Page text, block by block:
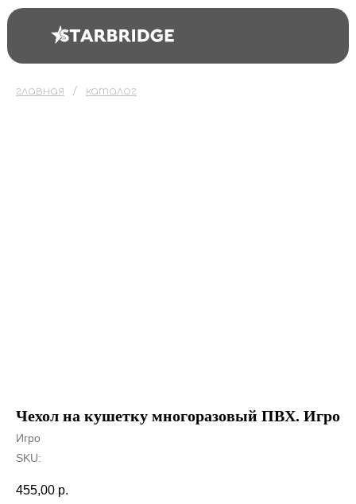
главная каталог
Чехол на кушетку многоразовый ПВХ. Игро
Игро
SKU:
455,00 р.